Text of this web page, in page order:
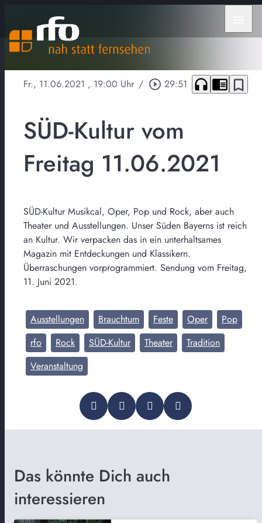
Fr., 11.06.2021 , 19:00 Uhr / play_circle_outline 29:51 headphones chrome_reader_mode bookmark_border
SÜD-Kultur vom
Freitag 11.06.2021
SÜD-Kultur Musikcal, Oper, Pop und Rock, aber auch
Theater und Ausstellungen. Unser Süden Bayerns ist reich
an Kultur. Wir verpacken das in ein unterhaltsames
Magazin mit Entdeckungen und Klassikern.
Überraschungen vorprogrammiert. Sendung vom Freitag,
11. Juni 2021.
Ausstellungen Brauchtum Feste Oper
Pop
rfo
Rock SÜD-Kultur Theater
Tradition
Veranstaltung
Das könnte Dich auch
interessieren